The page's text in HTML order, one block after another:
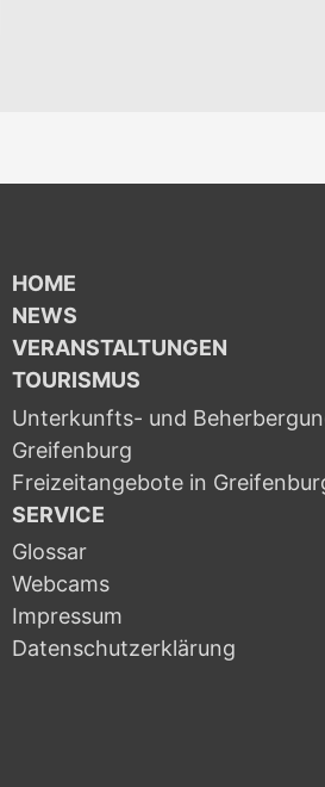
HOME
NEWS
VERANSTALTUNGEN
TOURISMUS
Unterkunfts- und
Greifenburg
Freizeitangebote in
SERVICE
Glossar
Webcams
Impressum
Datenschutzerklärung